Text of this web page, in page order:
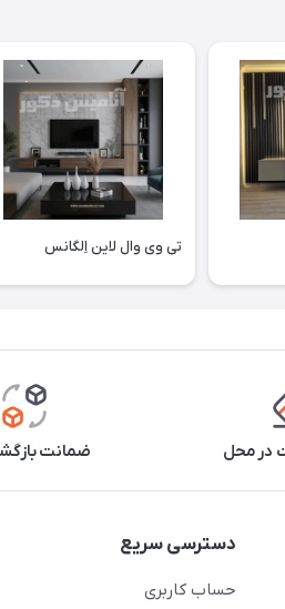
تی وی وال لاین اِلگانس
در محل ضمانت
دسترسی سریع
حساب کاربری